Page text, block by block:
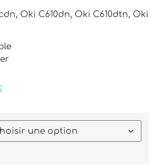
Oki C610dn, Oki C610dtn, Oki